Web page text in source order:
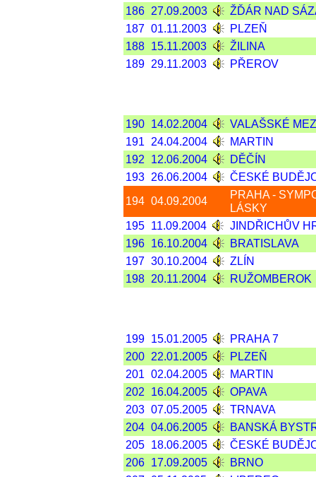
186 27.09.2003
ŽĎÁR NAD
187 01.11.2003
PLZEŇ
188 15.11.2003
ŽILINA
189 29.11.2003 PŘEROV
190 14.02.2004
VALAŠSKÉ
191
24.04.2004
MARTIN
192
12.06.2004
DĚČÍN
193 26.06.2004
ČESKÉ
194 04.09.2004
PRAHA -
LÁSKY
195 11.09.2004
JINDŘICHŮV
196 16.10.2004
BRATISLAVA
197 30.10.2004
ZLÍN
198 20.11.2004 RUŽOMBEROK
199 15.01.2005
PRAHA 7
200 22.01.2005
PLZEŇ
201 02.04.2005
MARTIN
202
16.04.2005
OPAVA
203 07.05.2005
TRNAVA
204 04.06.2005
BANSKÁ
205 18.06.2005
ČESKÉ
206 17.09.2005
BRNO